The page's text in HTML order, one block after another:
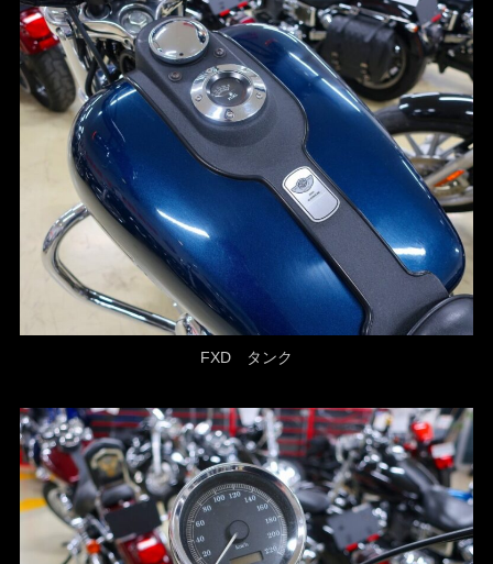
FXD タンク